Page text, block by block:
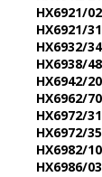
HX6921/
HX6932/
HX6942/
HX6962/
HX6972/
HX6982/
HX6986/